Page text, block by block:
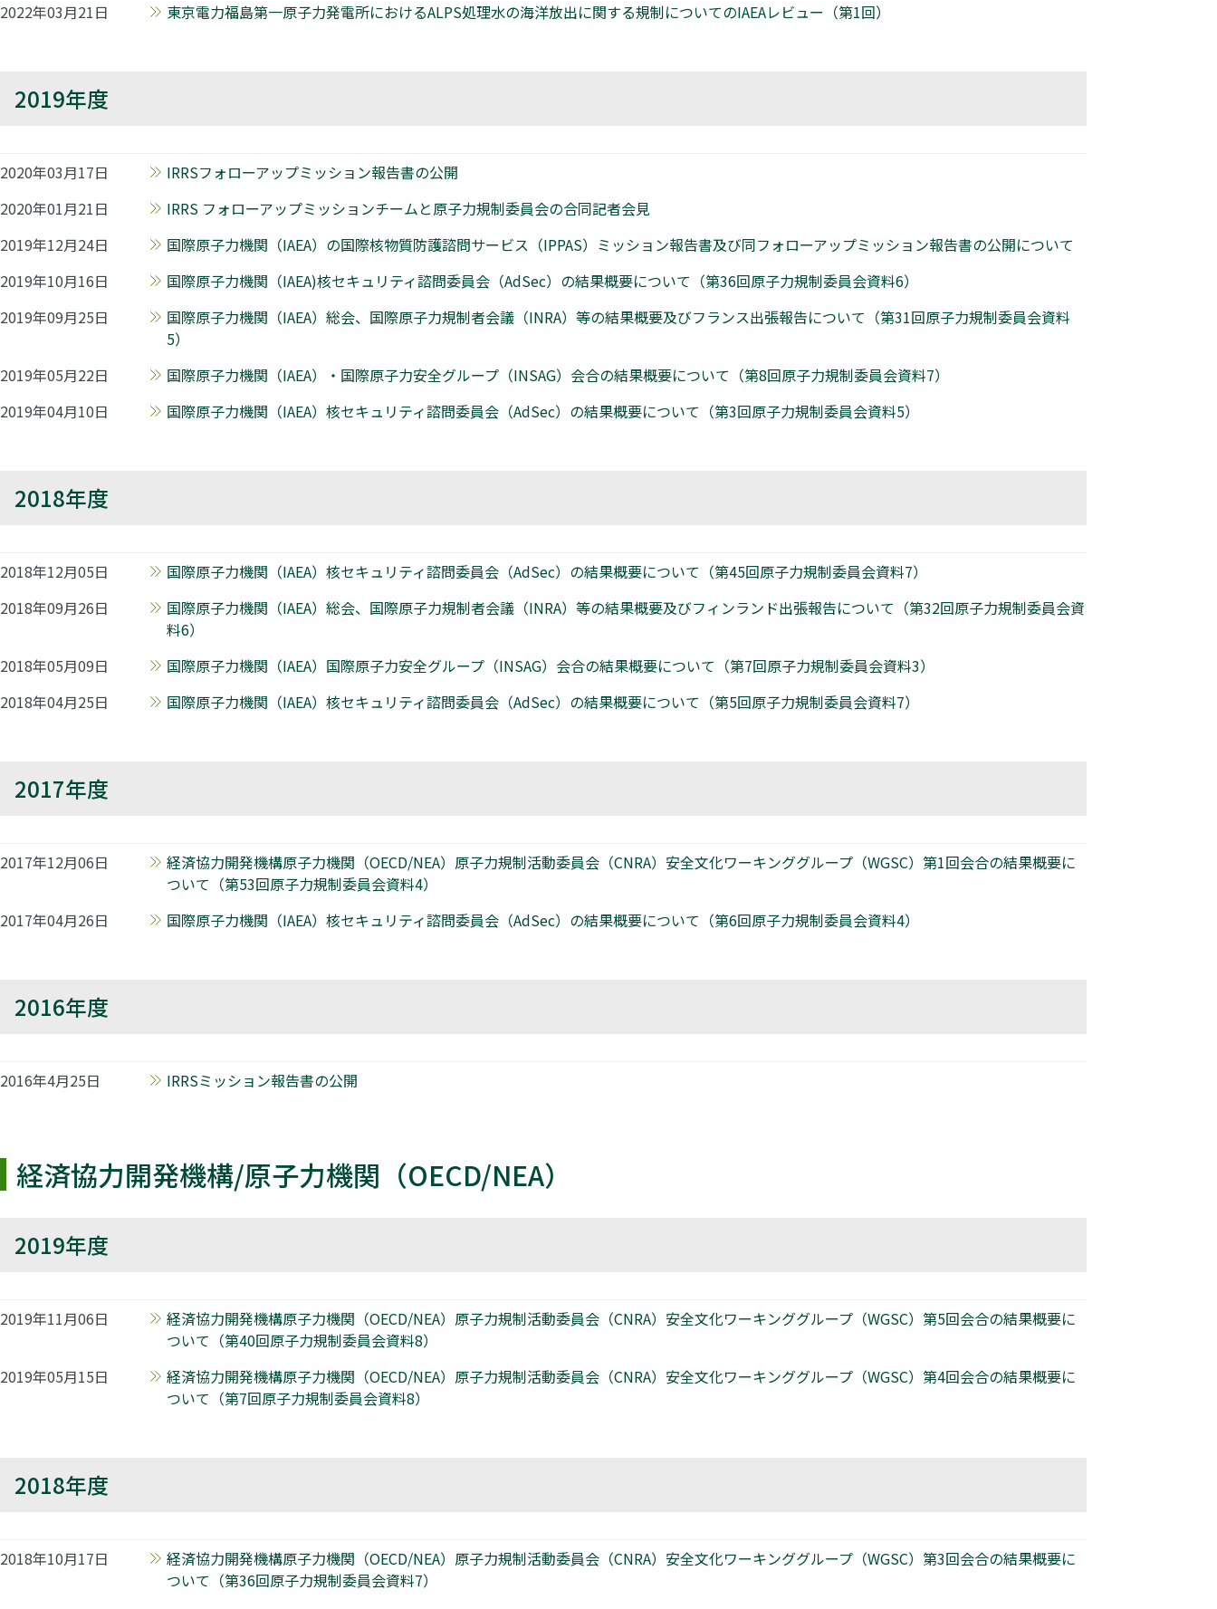
2022年03月21日 東京電力福島第一原子力発電所におけるALPS処理水の海洋放出に関する規制についてのIAEAレビュー（第1回）
2019年度
2020年03月17日
IRRSフォローアップミッション報告書の公開
2020年01月21日
IRRS フォローアップミッションチームと原子力規制委員会の合同記者会見
2019年12月24日
国際原子力機関（IAEA）の国際核物質防護諮問サービス（IPPAS）ミッション報告書及び同フォローアップミッション報告書の公開について
2019年10月16日
国際原子力機関（IAEA)核セキュリティ諮問委員会（AdSec）の結果概要について（第36回原子力規制委員会資料6）
2019年09月25日
国際原子力機関（IAEA）総会、国際原子力規制者会議（INRA）等の結果概要及びフランス出張報告について（第31回原子力規制委員会資料
5）
2019年05月22日
国際原子力機関（IAEA）・国際原子力安全グループ（INSAG）会合の結果概要について（第8回原子力規制委員会資料7）
2019年04月10日
国際原子力機関（IAEA）核セキュリティ諮問委員会（AdSec）の結果概要について（第3回原子力規制委員会資料5）
2018年度
2018年12月05日
国際原子力機関（IAEA）核セキュリティ諮問委員会（AdSec）の結果概要について（第45回原子力規制委員会資料7）
2018年09月26日
国際原子力機関（IAEA）総会、国際原子力規制者会議（INRA）等の結果概要及びフィンランド出張報告について（第32回原子力規制委員会資
料6）
2018年05月09日
国際原子力機関（IAEA）国際原子力安全グループ（INSAG）会合の結果概要について（第7回原子力規制委員会資料3）
2018年04月25日
国際原子力機関（IAEA）核セキュリティ諮問委員会（AdSec）の結果概要について（第5回原子力規制委員会資料7）
2017年度
2017年12月06日
経済協力開発機構原子力機関（OECD/NEA）原子力規制活動委員会（CNRA）安全文化ワーキンググループ（WGSC）第1回会合の結果概要に
ついて（第53回原子力規制委員会資料4）
2017年04月26日
国際原子力機関（IAEA）核セキュリティ諮問委員会（AdSec）の結果概要について（第6回原子力規制委員会資料4）
2016年度
2016年4月25日 IRRSミッション報告書の公開
経済協力開発機構/原子力機関（OECD/NEA）
2019年度
2019年11月06日
経済協力開発機構原子力機関（OECD/NEA）原子力規制活動委員会（CNRA）安全文化ワーキンググループ（WGSC）第5回会合の結果概要に
ついて（第40回原子力規制委員会資料8）
2019年05月15日
経済協力開発機構原子力機関（OECD/NEA）原子力規制活動委員会（CNRA）安全文化ワーキンググループ（WGSC）第4回会合の結果概要に
ついて（第7回原子力規制委員会資料8）
2018年度
2018年10月17日
経済協力開発機構原子力機関（OECD/NEA）原子力規制活動委員会（CNRA）安全文化ワーキンググループ（WGSC）第3回会合の結果概要に
ついて（第36回原子力規制委員会資料7）